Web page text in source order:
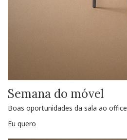
Semana do móvel
Boas oportunidades da sala ao office
Eu quero